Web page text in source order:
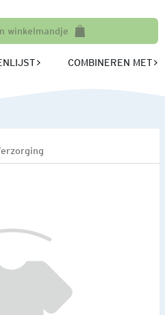
winkelmandje
COMBINEREN MET